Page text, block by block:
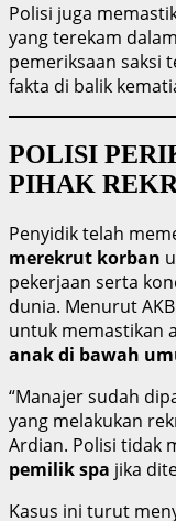
Polisi juga
yang terekam
pemeriksaan saksi
fakta di balik
POLISI
PIHAK
Penyidik telah
merekrut korban
pekerjaan serta
dunia. Menurut
untuk memastikan
anak di bawah
“Manajer sudah
yang melakukan
Ardian. Polisi tidak
pemilik spa jika
Kasus ini turut